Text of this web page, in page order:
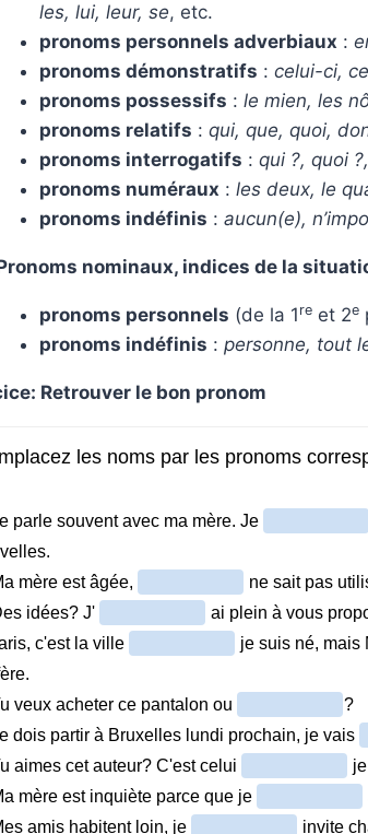
les, lui, leur, se, etc.
pronoms personnels adverbiaux :
pronoms démonstratifs : celui-ci,
pronoms possessifs : le mien, les
pronoms relatifs : qui, que, quoi,
pronoms interrogatifs : qui ?, quoi
pronoms numéraux : les deux, le
pronoms indéfinis : aucun(e),
nominaux, indices de la
pronoms personnels (de la 1 re et 2e
pronoms indéfinis : personne, tout
Retrouver le bon pronom